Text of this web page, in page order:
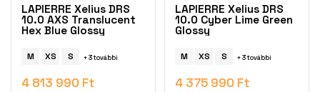
LAPIERRE Xelius DRS
10.0 AXS Translucent
Hex Blue Glossy
M XS S + 3 további
4 813 990 Ft
LAPIERRE Xelius DRS
10.0 Cyber Lime Green
Glossy
M XS S + 3 további
4 375 990 Ft